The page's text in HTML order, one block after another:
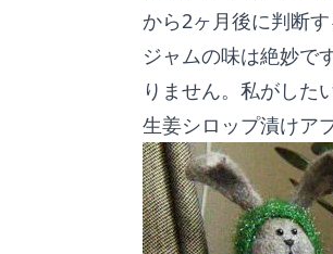
から2ヶ月後に判断
ジャムの味は絶妙で
りません。私がした
生姜シロップ漬けア